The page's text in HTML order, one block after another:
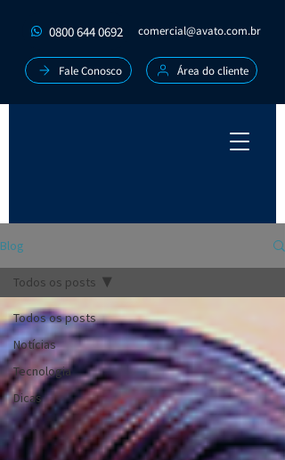
0800 644 0692 comercial@avato.com.br
Fale Conosco Área do cliente
Blog
Todos os posts
Notícias
Tecnologia
Dicas
Todos os posts